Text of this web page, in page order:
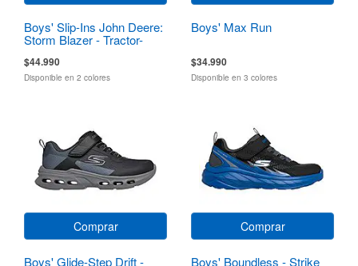
Boys' Slip-Ins John Deere:
Storm Blazer - Tractor-
$44.990
Disponible en 2 colores
Boys' Max Run
$34.990
Disponible en 3 colores
Comprar
Boys' Glide-Step Drift -
Comprar
Boys' Boundless - Strike